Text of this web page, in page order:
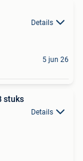
Details
5 jun 26
stuks
Details